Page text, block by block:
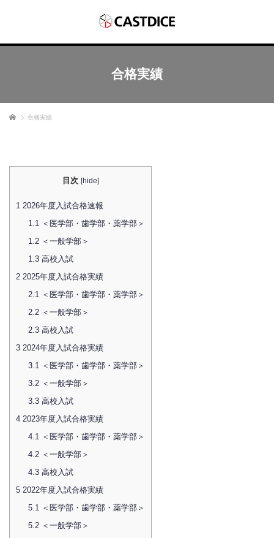
合格実績
ホーム 合格実績
目次 [hide]
1 2026年度入試合格速報
1.1＜医学部・歯学部・薬学部＞
1.2＜一般学部＞
1.3高校入試
2 2025年度入試合格実績
2.1＜医学部・歯学部・薬学部＞
2.2＜一般学部＞
2.3高校入試
3 2024年度入試合格実績
3.1＜医学部・歯学部・薬学部＞
3.2＜一般学部＞
3.3高校入試
4 2023年度入試合格実績
4.1＜医学部・歯学部・薬学部＞
4.2＜一般学部＞
4.3高校入試
5 2022年度入試合格実績
5.1＜医学部・歯学部・薬学部＞
5.2＜一般学部＞